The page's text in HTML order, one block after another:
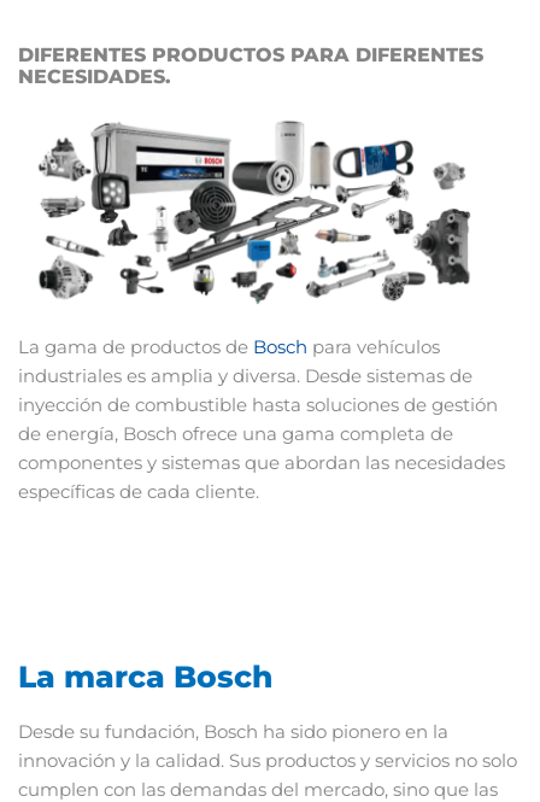
DIFERENTES PRODUCTOS PARA DIFERENTES
NECESIDADES.
La gama de productos de Bosch para vehículos
industriales es amplia y diversa. Desde sistemas de
inyección de combustible hasta soluciones de gestión
de energía, Bosch ofrece una gama completa de
componentes y sistemas que abordan las necesidades
específicas de cada cliente.
La marca Bosch
Desde su fundación, Bosch ha sido pionero en la
innovación y la calidad. Sus productos y servicios no solo
cumplen con las demandas del mercado, sino que las